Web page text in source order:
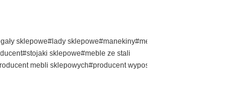
sklepowe#lady sklepowe#manekiny#meble do
sklepowe#meble ze stali
mebli sklepowych#producent wyposażenie